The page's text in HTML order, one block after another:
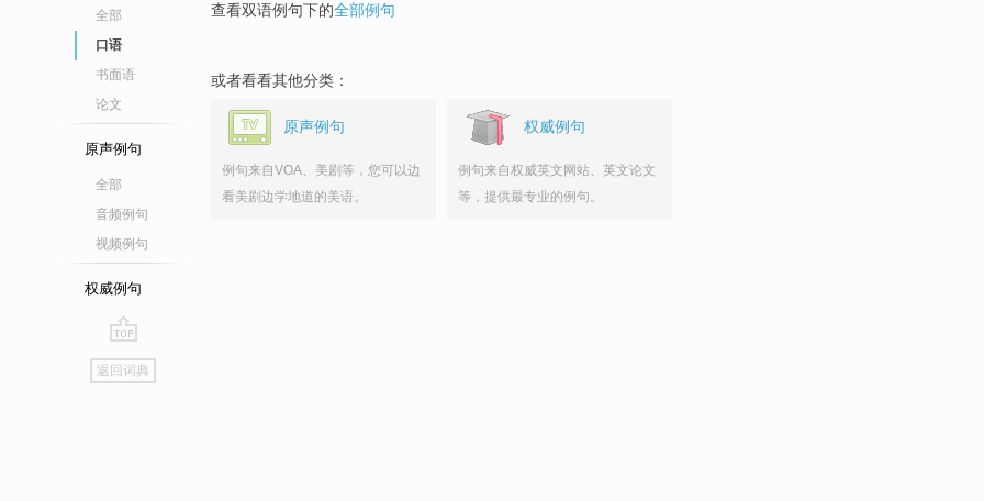
全部
口语
书面语
论文
原声例句
全部
音频例句
视频例句
权威例句
go
top
返回词典
查看双语例句下的全部例句
或者看看其他分类：
原声例句
例句来自VOA、美剧等，您可以边
看美剧边学地道的美语。
权威例句
例句来自权威英文网站、英文论文
等，提供最专业的例句。